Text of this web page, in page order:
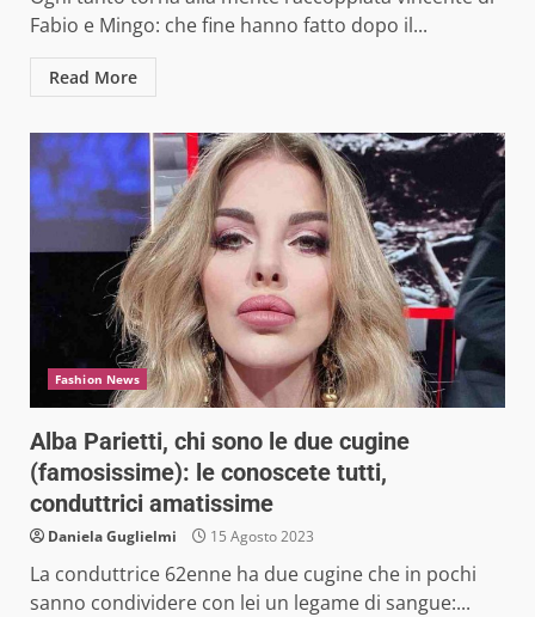
Fabio e Mingo: che fine hanno fatto dopo il...
Read More
Fashion News
Alba Parietti, chi sono le due cugine
(famosissime): le conoscete tutti,
conduttrici amatissime
Daniela Guglielmi 15 Agosto 2023
La conduttrice 62enne ha due cugine che in pochi
sanno condividere con lei un legame di sangue:...